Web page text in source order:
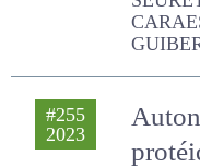
PICHOT
#255
2023